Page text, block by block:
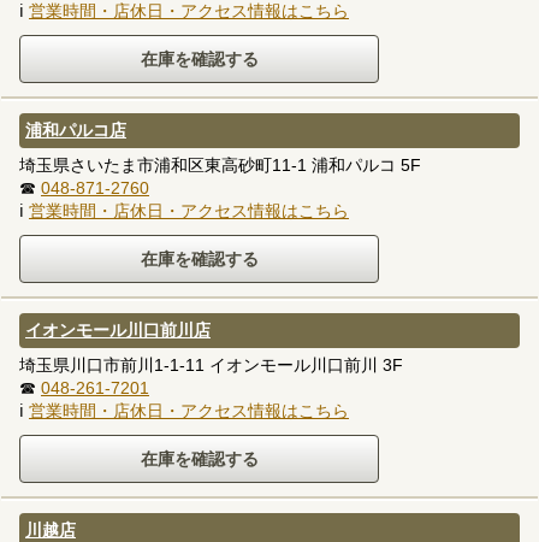
ℹ 営業時間・店休日・アクセス情報はこちら
浦和パルコ店
埼玉県さいたま市浦和区東高砂町11-1 浦和パルコ 5F
☎ 048-871-2760
ℹ 営業時間・店休日・アクセス情報はこちら
イオンモール川口前川店
埼玉県川口市前川1-1-11 イオンモール川口前川 3F
☎ 048-261-7201
ℹ 営業時間・店休日・アクセス情報はこちら
川越店